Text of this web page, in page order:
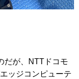
だが、NTTドコモ
ッジコンピューテ